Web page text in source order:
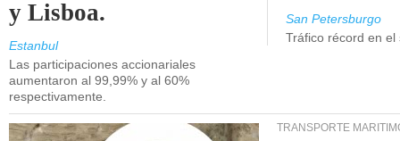
y Lisboa.
Estanbul
Las participaciones accionariales
aumentaron al 99,99% y al 60%
respectivamente.
San Petersburgo
Tráfico récord en
TRANSPORTE